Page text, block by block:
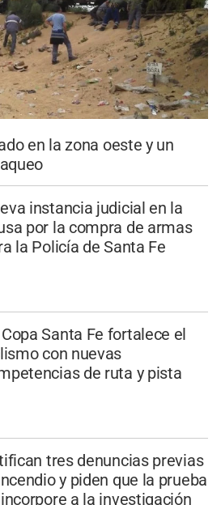
en la zona oeste y un
instancia judicial en la
por la compra de armas
la Policía de Santa Fe
Santa Fe fortalece el
con nuevas
de ruta y pista
tres denuncias previas
y piden que la prueba
a la investigación